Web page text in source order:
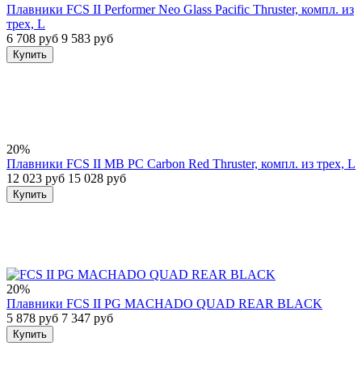
Плавники FCS II Performer Neo Glass Pacific Thruster, компл. из
трех, L
6 708 руб 9 583 руб
Купить
20%
Плавники FCS II MB PC Carbon Red Thruster, компл. из трех, L
12 023 руб 15 028 руб
Купить
20%
Плавники FCS II PG MACHADO QUAD REAR BLACK
5 878 руб 7 347 руб
Купить